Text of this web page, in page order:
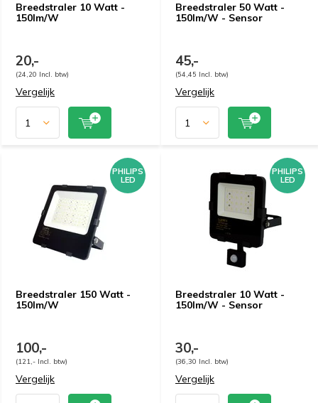
Breedstraler 10 Watt -
150lm/W
20,-
(24,20 Incl. btw)
Vergelijk
Breedstraler 50 Watt -
150lm/W - Sensor
45,-
(54,45 Incl. btw)
Vergelijk
Breedstraler 150 Watt -
150lm/W
PHILIPS
LED
100,-
(121,- Incl. btw)
Vergelijk
Breedstraler 10 Watt -
150lm/W - Sensor
PHILIPS
LED
30,-
(36,30 Incl. btw)
Vergelijk